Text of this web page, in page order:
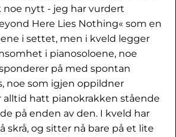
noe nytt - jeg har vurdert
Here Lies Nothing« som en
i settet, men i kveld legger
i pianosoloene, noe
på med spontan
noe som igjen oppildner
alltid hatt pianokrakken stående
på enden av den. I kveld har
skrå, og sitter nå bare på et lite